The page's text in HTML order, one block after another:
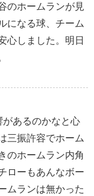
のホームランが見
になる球、チーム
心しました。明日
あるのかなと心
三振許容でホーム
のホームラン内角
ローもあんなボー
ムランは無かった